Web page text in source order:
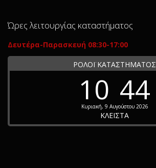
Ώρες λειτουργίας καταστήματος
Δευτέρα-Παρασκευή 08:30-17:00
ΡΟΛΟΪ ΚΑΤΑΣΤΗΜΑΤΟΣ
10 44
Κυριακή, 9 Αυγούστου 2026
ΚΛΕΙΣΤΑ